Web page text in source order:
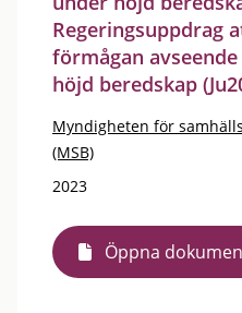
Regeringsuppdrag
förmågan
höjd beredskap
Myndigheten för
(MSB)
2023
Öppna